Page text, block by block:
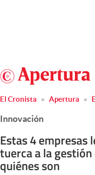
Members
Economía y Política
Finanzas y Mercados
Negocios
Columnistas
El Cronista Apertura
Innovación
Estas 4 empresas
tuerca a la
quiénes son